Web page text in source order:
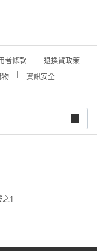
者條款
退換貨政策
物
資訊安全
1